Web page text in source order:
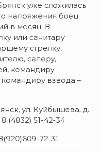
уже сложилась
напряжения боец
в месяц. В
или санитару
стрелку,
саперу,
командиру
командиру взвода –
ул. Куйбышева, д.
(4832) 51-42-34
72-31.